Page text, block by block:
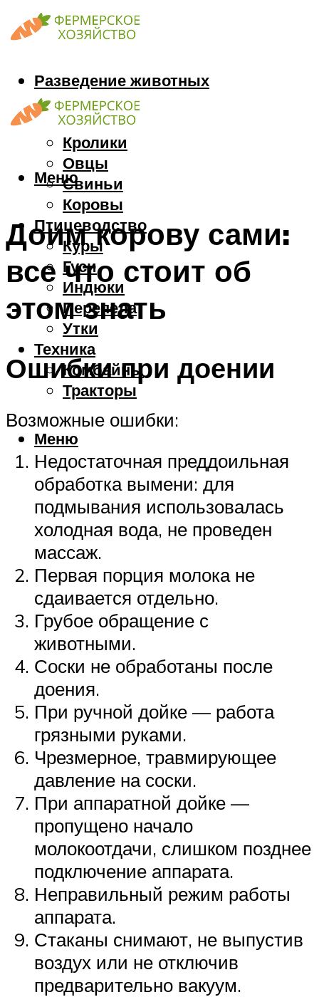
Разведение животных
Козы
Кони
Кролики
Овцы
Свиньи
Коровы
Птицеводство
Куры
Гуси
Индюки
Перепела
Утки
Техника
Комбайны
Тракторы
Меню
Меню
Доим корову сами:
все что стоит об
этом знать
Ошибки при доении
Возможные ошибки:
Недостаточная преддоильная
обработка вымени: для
подмывания использовалась
холодная вода, не проведен
массаж.
Первая порция молока не
сдаивается отдельно.
Грубое обращение с
животными.
Соски не обработаны после
доения.
При ручной дойке — работа
грязными руками.
Чрезмерное, травмирующее
давление на соски.
При аппаратной дойке —
пропущено начало
молокоотдачи, слишком позднее
подключение аппарата.
Неправильный режим работы
аппарата.
Стаканы снимают, не выпустив
воздух или не отключив
предварительно вакуум.